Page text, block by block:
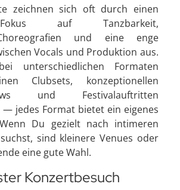
zeichnen sich oft durch einen
auf Tanzbarkeit,
und eine enge
Vocals und Produktion aus.
unterschiedlichen Formaten
Clubsets, konzeptionellen
und Festivalauftritten
jedes Format bietet ein eigenes
Wenn Du gezielt nach intimeren
sind kleinere Venues oder
eine gute Wahl.
Konzertbesuch